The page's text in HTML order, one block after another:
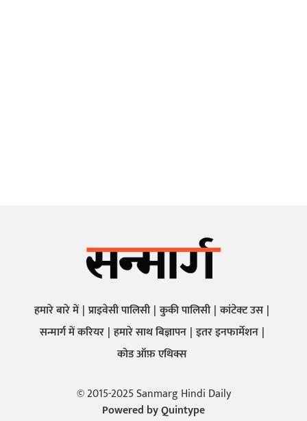
हमारे बारे में प्राइवेसी पालिसी कुकी पालिसी कांटेक्ट उस
सन्मार्ग में करियर हमारे साथ बिज्ञापन इतर इनफार्मेशन
कोड ऑफ़ एथिक्स
© 2015-2025 Sanmarg Hindi Daily
Powered byQuintype